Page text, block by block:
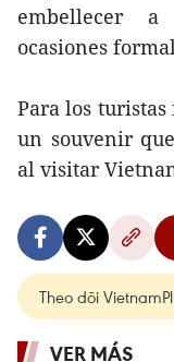
embellecer a
ocasiones
Para los
un souvenir
al visitar
Theo dõi
VER MÁS